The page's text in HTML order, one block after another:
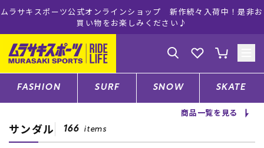
ムラサキスポーツ公式オンラインショップ 新作続々入荷中！是非お
買い物をお楽しみください♪
ゲスト様
ログイン 会員登録
FASHION SURF SNOW SKATE
商品一覧を見る
サンダル 166 items